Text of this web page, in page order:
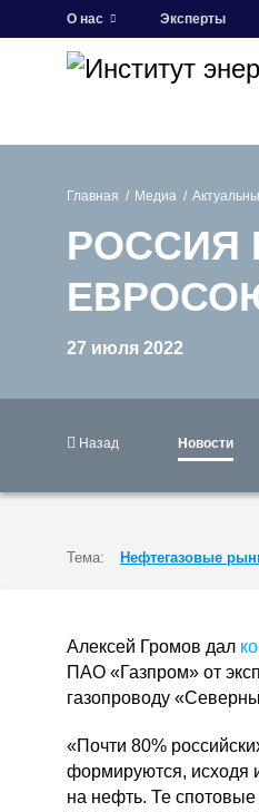
О нас Эксперты
Главная Медиа
РОССИЯ
27 июля 2022
Назад Новости
Тема: Нефтегазовые
Алексей Громов дал
ПАО «Газпром» от
газопроводу
«Почти 80%
формируются, исходя
на нефть. Те